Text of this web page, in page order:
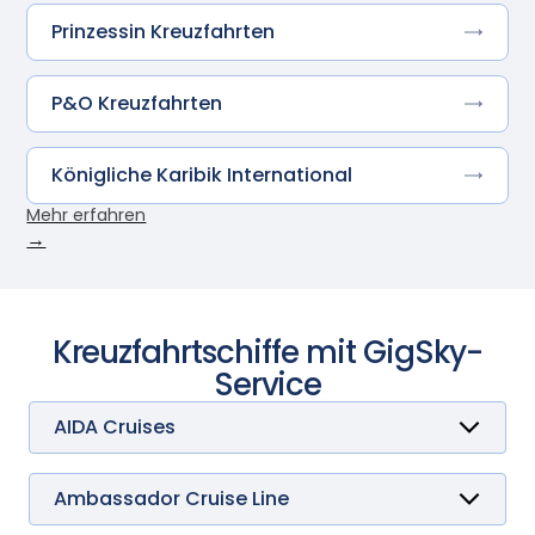
Prinzessin Kreuzfahrten
P&O Kreuzfahrten
Königliche Karibik International
Mehr erfahren
→
Kreuzfahrtschiffe mit GigSky-
Service
AIDA Cruises
AIDAbella
AIDAblu
AIDAcosma
AIDAluna
Ambassador Cruise Line
Ambience